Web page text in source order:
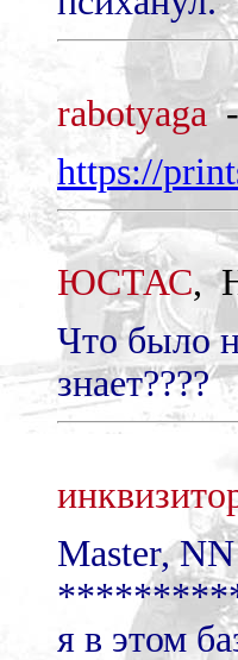
rabotyaga
https://
ЮСТАС,
Что было
знает????
Master,
я в этом